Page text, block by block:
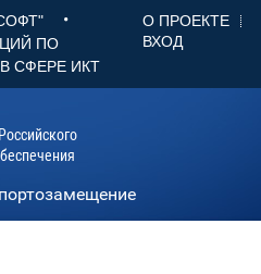
•
ПО
СФЕРЕ ИКТ
О ПРОЕКТЕ
ВХОД